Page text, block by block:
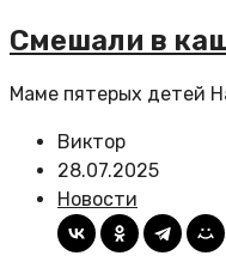
Смешали в
Маме пятерых детей
Виктор
28.07.2025
Новости